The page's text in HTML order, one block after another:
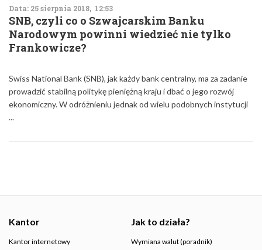
Data: 25 sierpnia 2018, 12:53
SNB, czyli co o Szwajcarskim Banku
Narodowym powinni wiedzieć nie tylko
Frankowicze?
Swiss National Bank (SNB), jak każdy bank centralny, ma za zadanie
prowadzić stabilną politykę pieniężną kraju i dbać o jego rozwój
ekonomiczny. W odróżnieniu jednak od wielu podobnych instytucji
...
Kantor
Kantor internetowy
Jak to działa?
Wymiana walut (poradnik)